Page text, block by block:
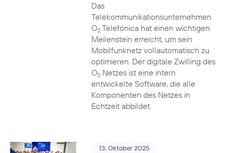
Das
Telekommunikationsunternehmen
O2Telefónica hat einen wichtigen
Meilenstein erreicht, um sein
Mobilfunknetz vollautomatisch zu
optimieren. Der digitale Zwilling des
O2Netzes ist eine intern
entwickelte Software, die alle
Komponenten des Netzes in
Echtzeit abbildet.
13. Oktober 2025